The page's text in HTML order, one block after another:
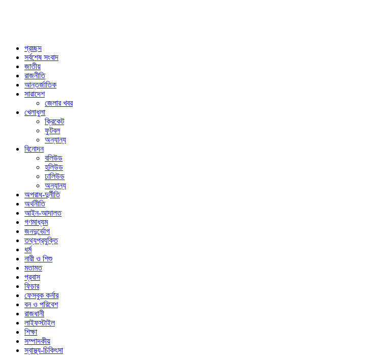
প্রচ্ছদ
সর্বশেষ সংবাদ
জাতীয়
রাজনীতি
আন্তর্জাতিক
সারাদেশ
জেলার খবর
খেলাধুলা
ক্রিকেট
ফুটবল
অন্যান্য
বিনোদন
বলিউড
হলিউড
ঢালিউড
অন্যান্য
অপরাধ-দুর্নীতি
অর্থনীতি
আইন-আদালত
গণমাধ্যম
জনদুর্ভোগ
তথ্যপ্রযুক্তি
ধর্ম
নারী ও শিশু
মতামত
প্রবাস
ফিচার
ফেসবুক কর্নার
বন ও পরিবেশ
রাজধানী
লাইফস্টাইল
শিক্ষা
সম্পাদকীয়
স্বাস্থ্য-চিকিৎসা